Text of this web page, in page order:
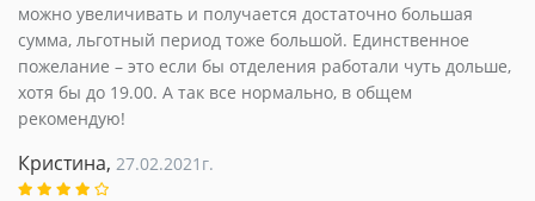
можно увеличивать и получается достаточно большая
сумма, льготный период тоже большой. Единственное
пожелание – это если бы отделения работали чуть дольше,
хотя бы до 19.00. А так все нормально, в общем
рекомендую!
Кристина, 27.02.2021г.